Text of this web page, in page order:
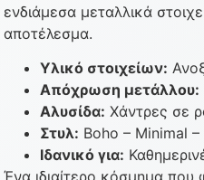
ενδιάμεσα μεταλλικά
αποτέλεσμα.
Υλικό στοιχείων:
Απόχρωση μετάλλου:
Αλυσίδα: Χάντρες σε
Στυλ: Boho – Minimal –
Ιδανικό για: